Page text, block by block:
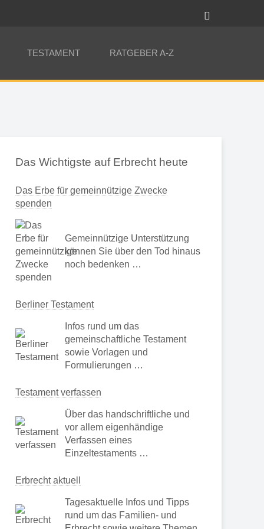
TESTAMENT RATGEBER A-Z
Das Wichtigste auf Erbrecht heute
Das Erbe für gemeinnützige Zwecke
spenden
Gemeinnützige Unterstützung
können Sie über den Tod hinaus
noch bedenken …
Berliner Testament
Infos rund um das
gemeinschaftliche Testament
sowie Vorlagen und
Formulierungen …
Testament verfassen
Über das handschriftliche und
vor allem eigenhändige
Verfassen eines
Einzeltestaments …
Erbrecht aktuell
Tagesaktuelle Infos und Tipps
rund um das Familien- und